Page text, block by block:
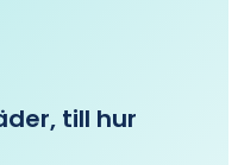
till hur